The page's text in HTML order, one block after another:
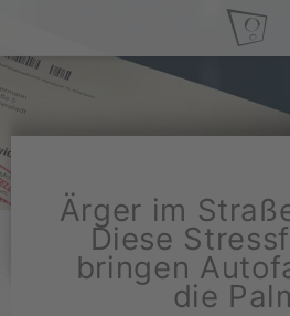
Ärger im
Diese
bringen
die